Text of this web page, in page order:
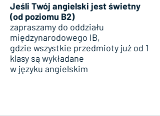
Jeśli Twój angielski jest świetny
(od poziomu B2)
zapraszamy do oddziału
międzynarodowego IB,
gdzie wszystkie przedmioty już od 1
klasy są wykładane
w języku angielskim